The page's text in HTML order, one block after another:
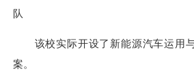
队
该校实际开设了新能源汽车运用与
案。